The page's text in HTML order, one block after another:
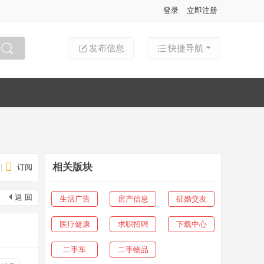
登录 立即注册
快捷导航
发布信息
订阅
返 回
相关版块
生活广告 房产信息 征婚交友
医疗健康 求职招聘 下载中心
二手车 二手物品